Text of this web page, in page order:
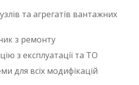
та агрегатів вантажних
з ремонту
з експлуатації та ТО
для всіх модифікацій